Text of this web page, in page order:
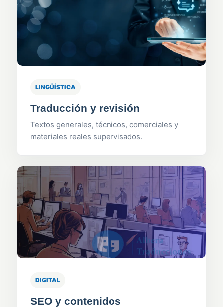
LINGÜÍSTICA
Traducción y revisión
Textos generales, técnicos, comerciales y
materiales reales supervisados.
DIGITAL
SEO y contenidos